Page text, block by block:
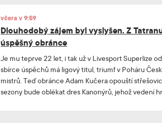
včera v 9:59
Dlouhodobý zájem byl vyslyšen. Z
úspěšný obránce
Je mu teprve 22 let, i tak už v Livesport Superlize
sbírce úspěchů má ligový titul, triumf v Poháru
mistrů. Teď obránce Adam Kučera opouští
sezony bude oblékat dres Kanonýrů, jehož vedení